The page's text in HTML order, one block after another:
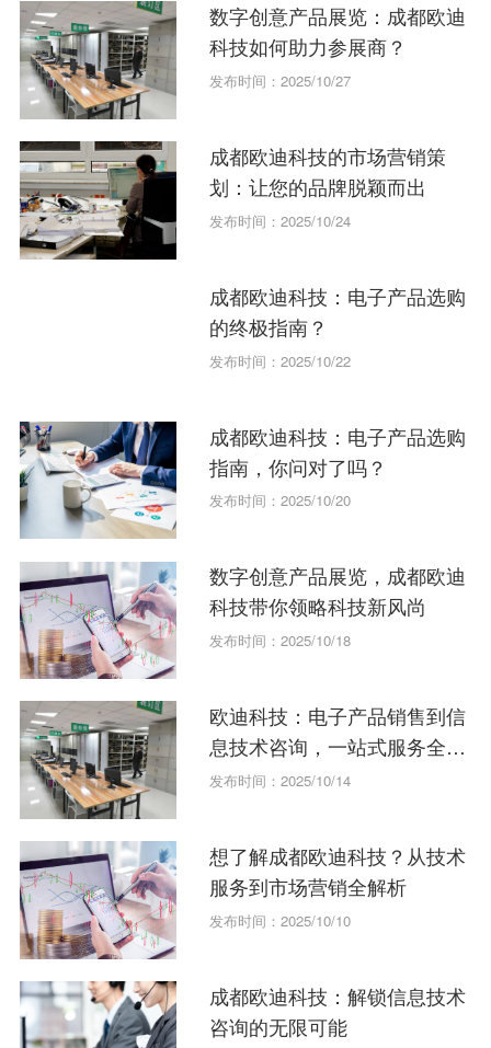
数字创意产品展览：成都欧迪
科技如何助力参展商？
发布时间：2025/10/27
成都欧迪科技的市场营销策
划：让您的品牌脱颖而出
发布时间：2025/10/24
成都欧迪科技：电子产品选购
的终极指南？
发布时间：2025/10/22
成都欧迪科技：电子产品选购
指南，你问对了吗？
发布时间：2025/10/20
数字创意产品展览，成都欧迪
科技带你领略科技新风尚
发布时间：2025/10/18
欧迪科技：电子产品销售到信
息技术咨询，一站式服务全攻
略
发布时间：2025/10/14
想了解成都欧迪科技？从技术
服务到市场营销全解析
发布时间：2025/10/10
成都欧迪科技：解锁信息技术
咨询的无限可能